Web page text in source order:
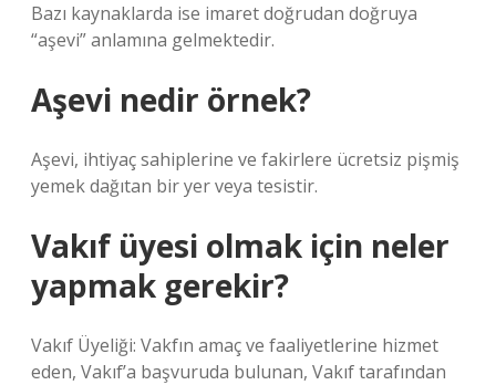
Bazı kaynaklarda ise imaret doğrudan doğruya
“aşevi” anlamına gelmektedir.
Aşevi nedir örnek?
Aşevi, ihtiyaç sahiplerine ve fakirlere ücretsiz pişmiş
yemek dağıtan bir yer veya tesistir.
Vakıf üyesi olmak için neler
yapmak gerekir?
Vakıf Üyeliği: Vakfın amaç ve faaliyetlerine hizmet
eden, Vakıf’a başvuruda bulunan, Vakıf tarafından